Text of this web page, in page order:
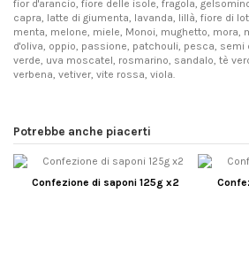
fior d'arancio, fiore delle isole, fragola,
capra, latte di giumenta, lavanda, lillà, fiore di
menta, melone, miele, Monoi, mughetto, mora,
d'oliva, oppio, passione, patchouli, pesca, semi
verde, uva moscatel, rosmarino, sandalo, tè
verbena, vetiver, vite rossa, viola.
Potrebbe anche piacerti
Confezione di saponi 125g x2